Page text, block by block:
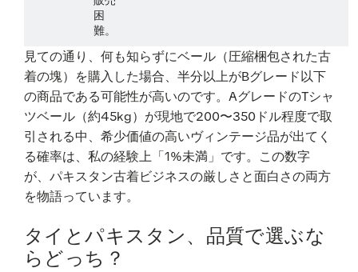
困
難。
見ての通り、何も知らずにベール（圧縮梱包された古
着の塊）を購入した場合、半分以上がBグレード以下
の商品である可能性が高いのです。AグレードのTシャ
ツベール（約45kg）が現地で200〜350ドル程度で取
引される中、希少価値の高いヴィンテージ品が出てく
る確率は、私の経験上「1%未満」です。この数字
が、パキスタン古着ビジネスの厳しさと面白さの両方
を物語っています。
タイとパキスタン、品質で選ぶな
らどっち？